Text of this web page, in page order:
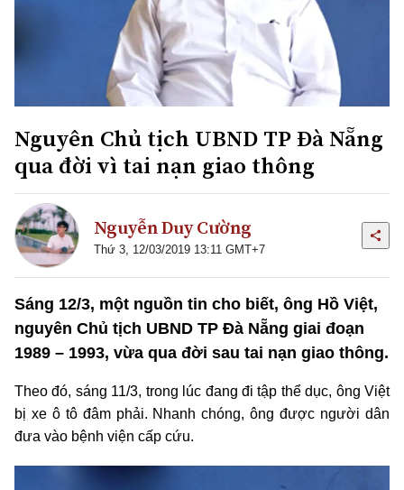
Nguyên Chủ tịch UBND TP Đà Nẵng
qua đời vì tai nạn giao thông
Nguyễn Duy Cường
Thứ 3, 12/03/2019 13:11 GMT+7
Sáng 12/3, một nguồn tin cho biết, ông Hồ Việt,
nguyên Chủ tịch UBND TP Đà Nẵng giai đoạn
1989 – 1993, vừa qua đời sau tai nạn giao thông.
Theo đó, sáng 11/3, trong lúc đang đi tập thể dục, ông Việt
bị xe ô tô đâm phải. Nhanh chóng, ông được người dân
đưa vào bệnh viện cấp cứu.